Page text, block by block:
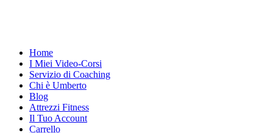
Home
I Miei Video-Corsi
Servizio di Coaching
Chi è Umberto
Blog
Attrezzi Fitness
Il Tuo Account
Carrello